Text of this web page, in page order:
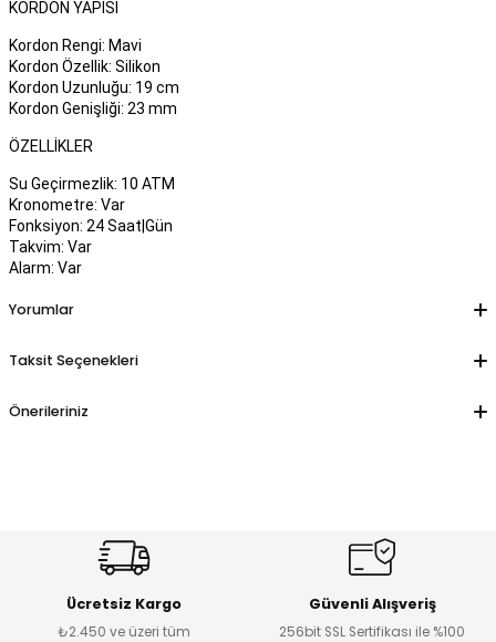
KORDON YAPISI
Kordon Rengi: Mavi
Kordon Özellik: Silikon
Kordon Uzunluğu: 19 cm
Kordon Genişliği: 23 mm
ÖZELLIKLER
Su Geçirmezlik: 10 ATM
Kronometre: Var
Fonksiyon: 24 Saat|Gün
Takvim: Var
Alarm: Var
Yorumlar
Taksit Seçenekleri
Önerileriniz
Ücretsiz Kargo
₺2.450 ve üzeri tüm
Güvenli Alışveriş
256bit SSL Sertifikası ile %100